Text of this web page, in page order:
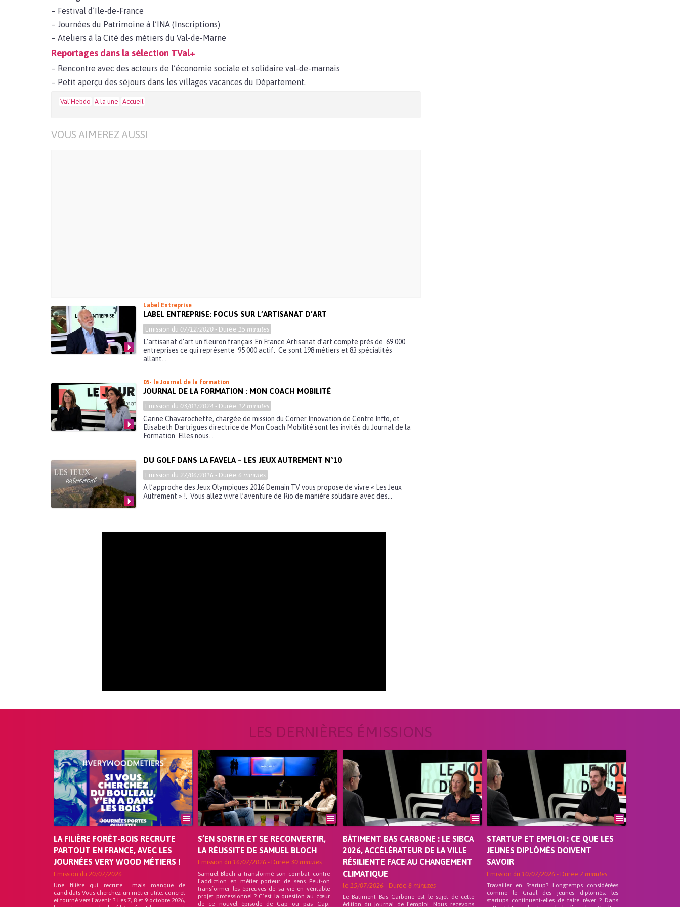
– Festival d’Ile-de-France
– Journées du Patrimoine à l’INA (Inscriptions)
– Ateliers à la Cité des métiers du Val-de-Marne
Reportages dans la sélection TVal+
– Rencontre avec des acteurs de l’économie sociale et solidaire val-de-marnais
– Petit aperçu des séjours dans les villages vacances du Département.
Val’Hebdo A la une Accueil
VOUS AIMEREZ AUSSI
Label Entreprise
LABEL ENTREPRISE: FOCUS SUR L’ARTISANAT D’ART
Emission du 07/12/2020 - Durée15 minutes
L’artisanat d’art un fleuron français En France Artisanat d’art compte près de 69 000
entreprises ce qui représente 95 000 actif. Ce sont 198 métiers et 83 spécialités
allant...
05- le Journal de la formation
JOURNAL DE LA FORMATION : MON COACH MOBILITÉ
Emission du 03/01/2024 - Durée12 minutes
Carine Chavarochette, chargée de mission du Corner Innovation de Centre Inffo, et
Elisabeth Dartrigues directrice de Mon Coach Mobilité sont les invités du Journal de la
Formation. Elles nous...
DU GOLF DANS LA FAVELA – LES JEUX AUTREMENT N°10
Emission du27/06/2016 - Durée 6 minutes
A l’approche des Jeux Olympiques 2016 Demain TV vous propose de vivre « Les Jeux
Autrement » !. Vous allez vivre l’aventure de Rio de manière solidaire avec des...
LES DERNIÈRES ÉMISSIONS
LA FILIÈRE FORÊT-BOIS RECRUTE
PARTOUT EN FRANCE, AVEC LES
JOURNÉES VERY WOOD MÉTIERS !
Emission du 20/07/2026
Une filière qui recrute… mais manque de
candidats Vous cherchez un métier utile, concret
et tourné vers l’avenir ? Les 7, 8 et 9 octobre 2026,
S’EN SORTIR ET SE RECONVERTIR,
LA RÉUSSITE DE SAMUEL BLOCH
Emission du16/07/2026 - Durée30 minutes
Samuel Bloch a transformé son combat contre
l’addiction en métier porteur de sens Peut-on
transformer les épreuves de sa vie en véritable
projet professionnel ? C’est la question au cœur
de ce nouvel épisode de Cap ou pas Cap,
BÂTIMENT BAS CARBONE : LE SIBCA
2026, ACCÉLÉRATEUR DE LA VILLE
RÉSILIENTE FACE AU CHANGEMENT
CLIMATIQUE
le 15/07/2026 - Durée 8 minutes
Le Bâtiment Bas Carbone est le sujet de cette
édition du journal de l’emploi. Nous recevons
STARTUP ET EMPLOI : CE QUE LES
JEUNES DIPLÔMÉS DOIVENT
SAVOIR
Emission du 10/07/2026 - Durée 7 minutes
Travailler en Startup? Longtemps considérées
comme le Graal des jeunes diplômés, les
startups continuent-elles de faire rêver ? Dans